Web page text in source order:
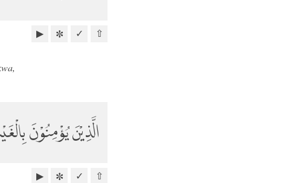
⇧
✓
✼
▶
الَّذِيْنَ يُؤْمِنُوْنَ
⇧
✓
✼
▶